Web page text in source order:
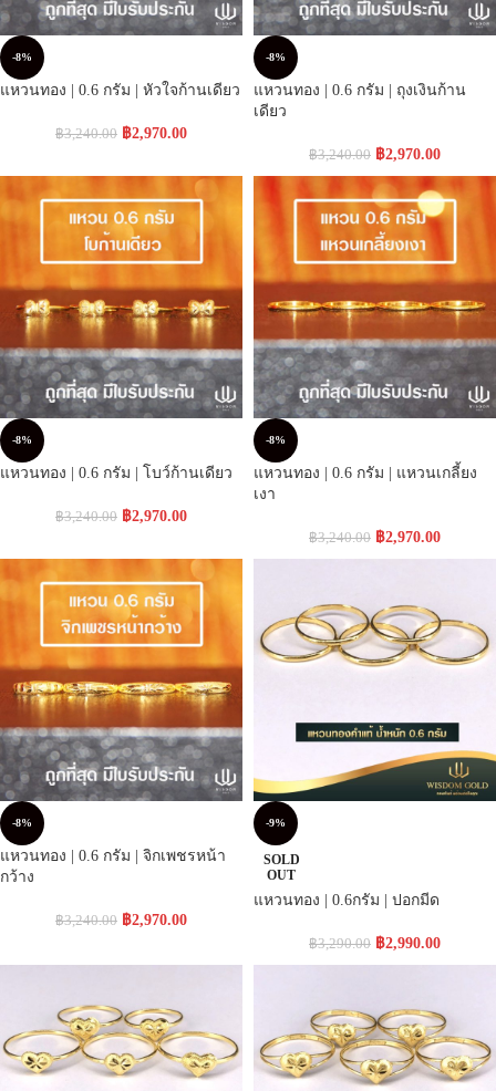
-8%
แหวนทอง | 0.6 กรัม | หัวใจก้านเดียว
฿3,240.00 ฿2,970.00
-8%
แหวนทอง | 0.6 กรัม | ถุงเงินก้าน
เดียว
฿3,240.00 ฿2,970.00
-8%
แหวนทอง | 0.6 กรัม | โบว์ก้านเดียว
฿3,240.00 ฿2,970.00
-8%
แหวนทอง | 0.6 กรัม | แหวนเกลี้ยง
เงา
฿3,240.00 ฿2,970.00
-8%
แหวนทอง | 0.6 กรัม | จิกเพชรหน้า
กว้าง
฿3,240.00 ฿2,970.00
-9%
SOLD
OUT
แหวนทอง | 0.6กรัม | ปอกมีด
฿3,290.00 ฿2,990.00